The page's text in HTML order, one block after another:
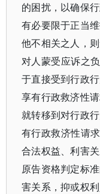
的困扰，以确保
有必要限于正当
他不相关之人，
对人蒙受应诉之
于直接受到行政
享有行政救济性
就转移到对行政
有行政救济性请
合法权益、利害
原告资格判定标
害关系，抑或权